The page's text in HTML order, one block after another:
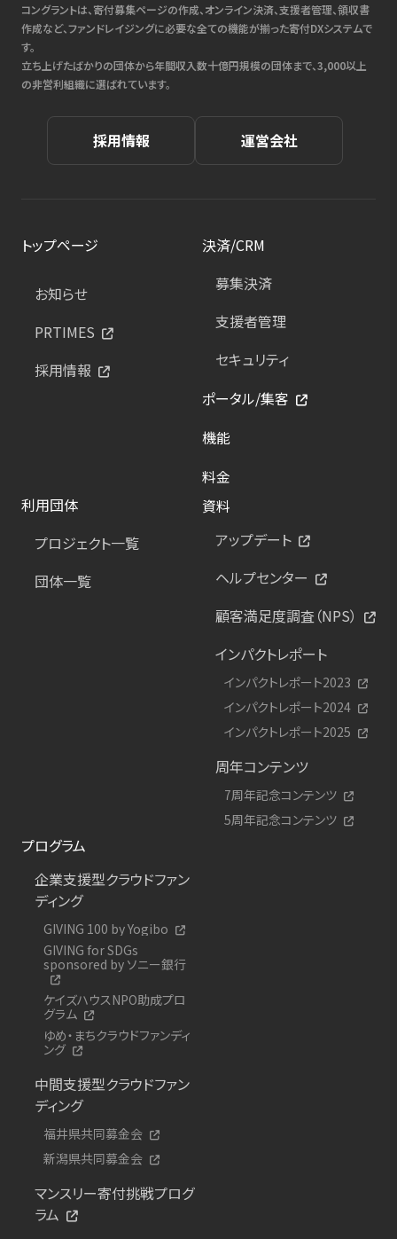
コングラントは、寄付募集ページの作成、オンライン決済、支援者管理、領収書
作成など、ファンドレイジングに必要な全ての機能が揃った寄付DXシステムで
す。
立ち上げたばかりの団体から年間収入数十億円規模の団体まで、3,000以上
の非営利組織に選ばれています。
採用情報 運営会社
トップページ
お知らせ
PRTIMES
採用情報
決済/CRM
募集決済
支援者管理
セキュリティ
ポータル/集客
機能
料金
利用団体
プロジェクト一覧
団体一覧
資料
アップデート
ヘルプセンター
顧客満足度調査（NPS）
インパクトレポート
インパクトレポート2023
インパクトレポート2024
インパクトレポート2025
周年コンテンツ
7周年記念コンテンツ
5周年記念コンテンツ
プログラム
企業支援型クラウドファン
ディング
GIVING 100 by Yogibo
GIVING for SDGs
sponsored by ソニー銀行
ケイズハウスNPO助成プロ
グラム
ゆめ・まちクラウドファンディ
ング
中間支援型クラウドファン
ディング
福井県共同募金会
新潟県共同募金会
マンスリー寄付挑戦プログ
ラム